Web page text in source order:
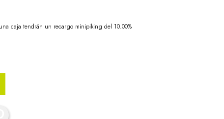
caja tendrán un recargo minipiking del 10.00%